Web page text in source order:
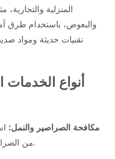
المنزلية والتجارية،
والبعوض، باستخدام طرق
تقنيات حديثة ومواد
أنواع
مكافحة الصراصير والنمل:
من الصراصير والنمل داخل المنازل والمطاعم.